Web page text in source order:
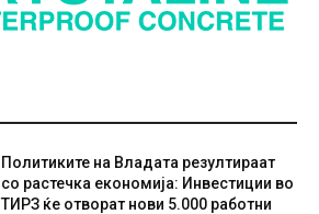
Политиките на Владата резултираат
со растечка економија: Инвестиции во
ТИРЗ ќе отворат нови 5.000 работни